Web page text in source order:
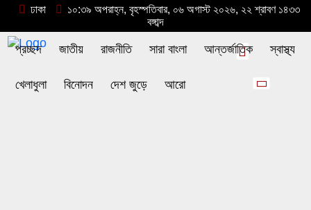
ঢাকা
১০:৩৯ অপরাহ্ন, বৃহস্পতিবার, ০৬ অগাস্ট ২০২৬, ২২ শ্রাবণ ১৪৩৩
বঙ্গাব্দ
প্রচ্ছদ জাতীয় রাজনীতি সারা বাংলা আন্তর্জাতিক স্বাস্থ্য
খেলাধুলা বিনোদন দেশ জুড়ে আরো